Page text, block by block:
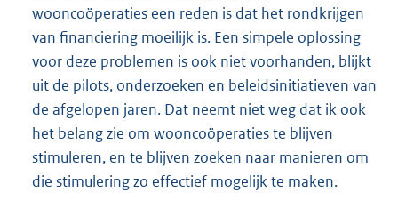
wooncoöperaties een reden is dat het rondkrijgen
van financiering moeilijk is. Een simpele oplossing
voor deze problemen is ook niet voorhanden, blijkt
uit de pilots, onderzoeken en beleidsinitiatieven van
de afgelopen jaren. Dat neemt niet weg dat ik ook
het belang zie om wooncoöperaties te blijven
stimuleren, en te blijven zoeken naar manieren om
die stimulering zo effectief mogelijk te maken.